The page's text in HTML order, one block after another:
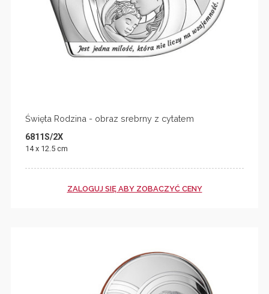
Święta Rodzina - obraz srebrny z cytatem
6811S/2X
14 x 12.5 cm
ZALOGUJ SIĘ ABY ZOBACZYĆ CENY